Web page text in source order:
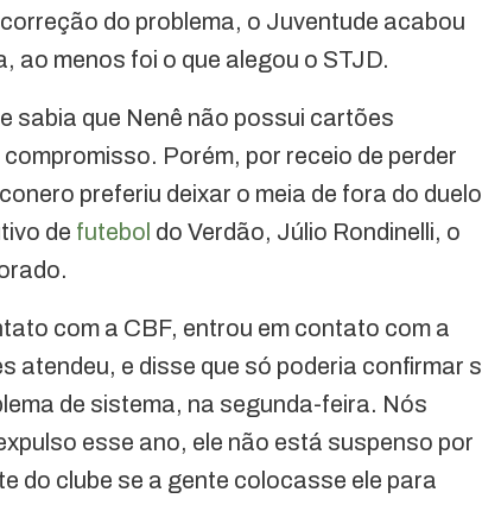
do problema, o Juventude acabou
ao menos foi o que alegou o STJD.
sabia que Nenê não possui cartões
Porém, por receio de perder
preferiu deixar o meia de fora do duelo
de futebol do Verdão, Júlio Rondinelli, o
com a CBF, entrou em contato com a
atendeu, e disse que só poderia confirmar
de sistema, na segunda-feira. Nós
esse ano, ele não está suspenso por
do clube se a gente colocasse ele para